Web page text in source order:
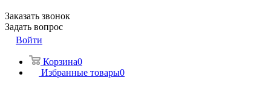
Заказать звонок
Задать вопрос
Войти
Корзина0
Избранные товары0